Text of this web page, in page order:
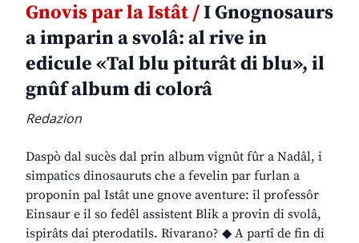
Gnovis par la Istât /I Gnognosaurs
a imparin a svolâ: al rive in
edicule «Tal blu piturât di blu», il
gnûf album di colorâ
Redazion
Daspò dal sucès dal prin album vignût fûr a Nadâl, i
simpatics dinosauruts che a fevelin par furlan a
proponin pal Istât une gnove aventure: il professôr
Einsaur e il so fedêl assistent Blik a provin di svolâ,
ispirâts dai pterodatils. Rivarano? ◆ A partî de fin di